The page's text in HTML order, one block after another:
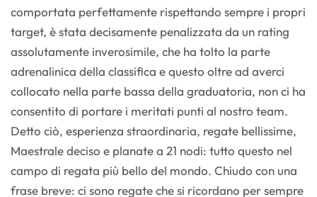
comportata perfettamente rispettando sempre i propri
target, è stata decisamente penalizzata da un rating
assolutamente inverosimile, che ha tolto la parte
adrenalinica della classifica e questo oltre ad averci
collocato nella parte bassa della graduatoria, non ci ha
consentito di portare i meritati punti al nostro team.
Detto ciò, esperienza straordinaria, regate bellissime,
Maestrale deciso e planate a 21 nodi: tutto questo nel
campo di regata più bello del mondo. Chiudo con una
frase breve: ci sono regate che si ricordano per sempre